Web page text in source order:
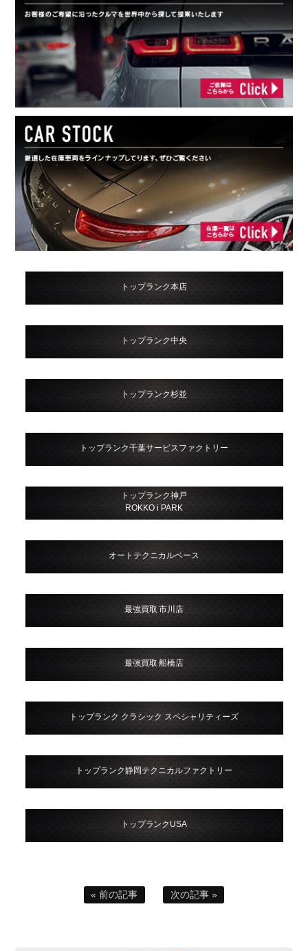
トップランク本店
トップランク中央
トップランク杉並
トップランク千葉サービスファクトリー
トップランク神戸
ROKKO i PARK
オートテクニカルベース
最強買取 市川店
最強買取 船橋店
トップランク クラシック スペシャリティーズ
トップランク静岡テクニカルファクトリー
トップランクUSA
« 前の記事 次の記事 »